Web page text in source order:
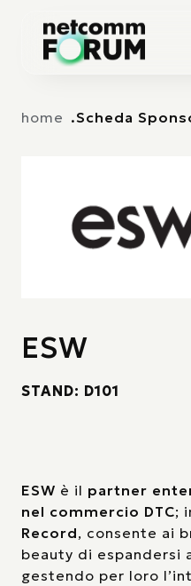
home Scheda
ESW
STAND: D101
ESW è il partner
nel commercio DTC;
Record, consente ai
beauty di espandersi
gestendo per loro